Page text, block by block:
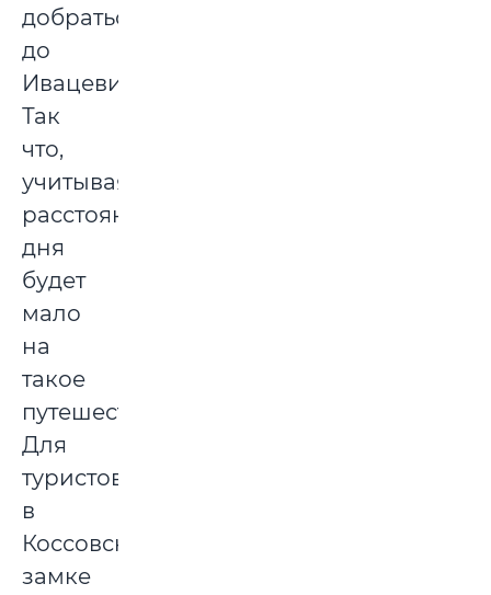
добраться
до
Ивацевичей.
Так
что,
учитывая
расстояние,
дня
будет
мало
на
такое
путешествие.
Для
туристов
в
Коссовском
замке